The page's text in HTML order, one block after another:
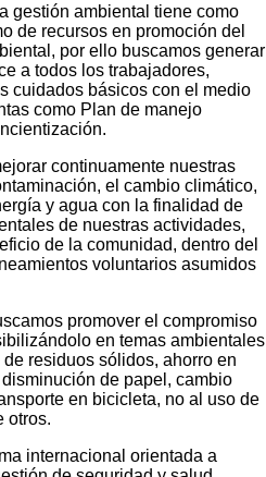
gestión ambiental tiene como
de recursos en promoción del
por ello buscamos generar
a todos los trabajadores,
cuidados básicos con el medio
como Plan de manejo
continuamente nuestras
el cambio climático,
y agua con la finalidad de
de nuestras actividades,
de la comunidad, dentro del
voluntarios asumidos
promover el compromiso
en temas ambientales
residuos sólidos, ahorro en
de papel, cambio
en bicicleta, no al uso de
otros.
internacional orientada a